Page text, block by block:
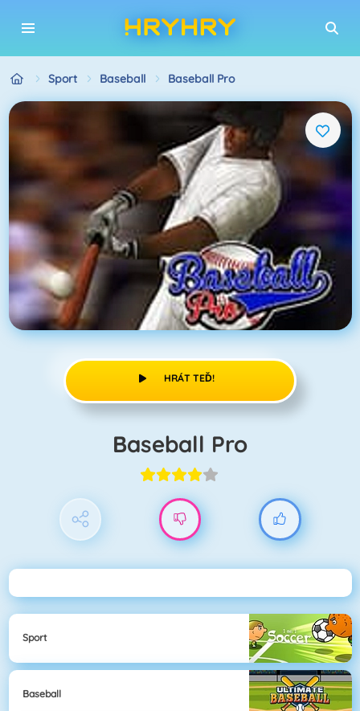
Sport Baseball Baseball Pro
HRÁT TEĎ!
Baseball Pro
Sport
Baseball